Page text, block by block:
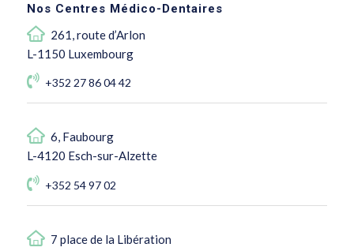
Nos Centres Médico-Dentaires
261, route d’Arlon
L-1150 Luxembourg
+352 27 86 04 42
6, Faubourg
L-4120 Esch-sur-Alzette
+352 54 97 02
7 place de la Libération